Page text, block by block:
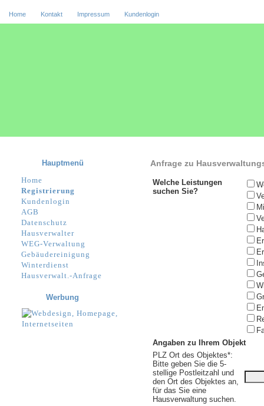
Home Kontakt Impressum Kundenlogin
Anfrage zu
Welche Leistungen
suchen Sie?
Angaben zu Ihrem Objekt
PLZ Ort des Objektes*:
Bitte geben Sie die 5-
stellige Postleitzahl und
den Ort des Objektes an,
für das Sie eine
Hausverwaltung suchen.
Hauptmenü
Home
Registrierung
Kundenlogin
AGB
Datenschutz
Hausverwalter
WEG-Verwaltung
Gebäudereinigung
Winterdienst
Hausverwalt.-Anfrage
Werbung